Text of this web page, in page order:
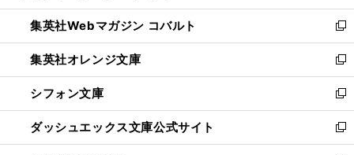
開
く
ウ
で
開
く
ン
ド
ウ
で
開
く
ウ
ィ
ン
ド
ウ
で
開
く
集英社Webマガジン コバルト
新
し
い
ウ
ィ
ン
ド
ウ
集英社オレンジ文庫
新
し
い
ウ
ィ
ン
シフォン文庫
新
し
い
ウ
ダッシュエックス文庫公式サイト
新
し